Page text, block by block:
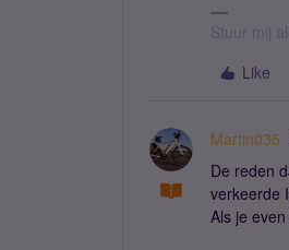
Stuur mij
Like
Martin035
De reden
verkeerde
Als je